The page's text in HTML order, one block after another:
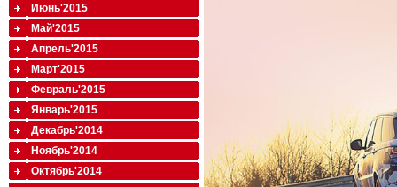
Июнь'2015
Май'2015
Апрель'2015
Март'2015
Февраль'2015
Январь'2015
Декабрь'2014
Ноябрь'2014
Октябрь'2014